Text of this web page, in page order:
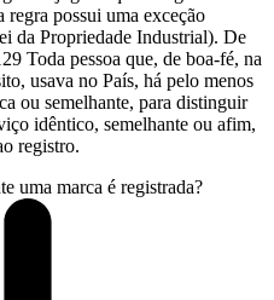
regra possui uma exceção
da Propriedade Industrial). De
Toda pessoa que, de boa-fé, na
usava no País, há pelo menos
ou semelhante, para distinguir
idêntico, semelhante ou afim,
registro.
uma marca é registrada?